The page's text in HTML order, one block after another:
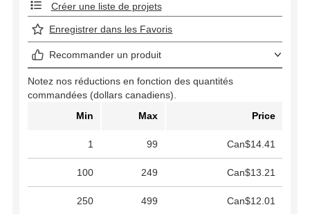
Créer une liste de projets
Enregistrer dans les Favoris
Recommander un produit
Notez nos réductions en fonction des quantités
commandées (dollars canadiens).
Min
Max Price
1 99 Can$14.41
100 249 Can$13.21
250 499 Can$12.01